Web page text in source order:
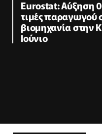
Eurostat: Αύξηση
τιμές παραγωγού
βιομηχανία στην
Ιούνιο